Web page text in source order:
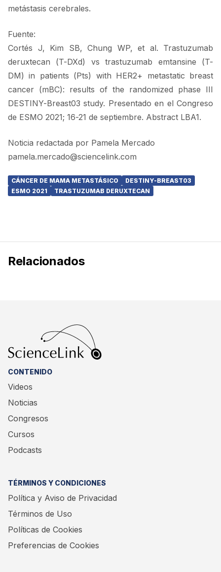
metástasis cerebrales.
Fuente:
Cortés J, Kim SB, Chung WP, et al. Trastuzumab
deruxtecan (T-DXd) vs trastuzumab emtansine (T-
DM) in patients (Pts) with HER2+ metastatic breast
cancer (mBC): results of the randomized phase III
DESTINY-Breast03 study. Presentado en el Congreso
de ESMO 2021; 16-21 de septiembre. Abstract LBA1.
Noticia redactada por Pamela Mercado
pamela.mercado@sciencelink.com
CÁNCER DE MAMA METASTÁSICO
DESTINY-BREAST03
ESMO 2021
TRASTUZUMAB DERUXTECAN
Relacionados
CONTENIDO
Videos
Noticias
Congresos
Cursos
Podcasts
TÉRMINOS Y CONDICIONES
Política y Aviso de Privacidad
Términos de Uso
Políticas de Cookies
Preferencias de Cookies